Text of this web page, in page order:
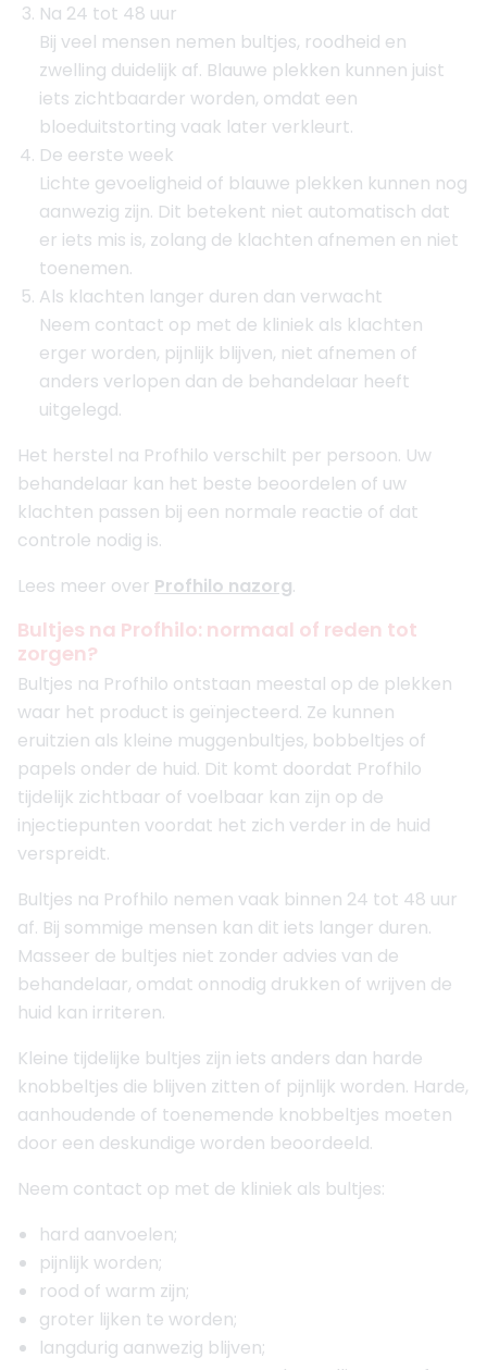
Na 24 tot 48 uur
Bij veel mensen nemen bultjes, roodheid en
zwelling duidelijk af. Blauwe plekken kunnen juist
iets zichtbaarder worden, omdat een
bloeduitstorting vaak later verkleurt.
De eerste week
Lichte gevoeligheid of blauwe plekken kunnen nog
aanwezig zijn. Dit betekent niet automatisch dat
er iets mis is, zolang de klachten afnemen en niet
toenemen.
Als klachten langer duren dan verwacht
Neem contact op met de kliniek als klachten
erger worden, pijnlijk blijven, niet afnemen of
anders verlopen dan de behandelaar heeft
uitgelegd.
Het herstel na Profhilo verschilt per persoon. Uw
behandelaar kan het beste beoordelen of uw
klachten passen bij een normale reactie of dat
controle nodig is.
Lees meer over Profhilo nazorg.
Bultjes na Profhilo: normaal of reden tot
zorgen?
Bultjes na Profhilo ontstaan meestal op de plekken
waar het product is geïnjecteerd. Ze kunnen
eruitzien als kleine muggenbultjes, bobbeltjes of
papels onder de huid. Dit komt doordat Profhilo
tijdelijk zichtbaar of voelbaar kan zijn op de
injectiepunten voordat het zich verder in de huid
verspreidt.
Bultjes na Profhilo nemen vaak binnen 24 tot 48 uur
af. Bij sommige mensen kan dit iets langer duren.
Masseer de bultjes niet zonder advies van de
behandelaar, omdat onnodig drukken of wrijven de
huid kan irriteren.
Kleine tijdelijke bultjes zijn iets anders dan harde
knobbeltjes die blijven zitten of pijnlijk worden. Harde,
aanhoudende of toenemende knobbeltjes moeten
door een deskundige worden beoordeeld.
Neem contact op met de kliniek als bultjes:
hard aanvoelen;
pijnlijk worden;
rood of warm zijn;
groter lijken te worden;
langdurig aanwezig blijven;